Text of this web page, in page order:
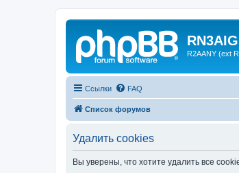
R2AANY (ext
Ссылки FAQ
Список форумов
Удалить cookies
Вы уверены, что хотите удалить все